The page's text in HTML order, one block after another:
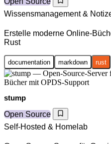
Wissensmanagement &
Erstelle moderne Online-
Rust
documentation markdown rust
stump
Open Source
Self-Hosted & Homelab